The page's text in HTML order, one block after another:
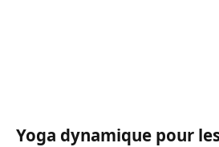
Yoga dynamique pour